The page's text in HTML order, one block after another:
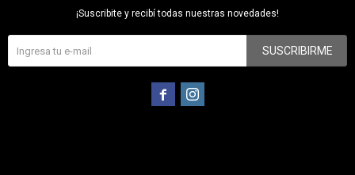
¡Suscribite y recibí todas nuestras novedades!
SUSCRIBIRME
 